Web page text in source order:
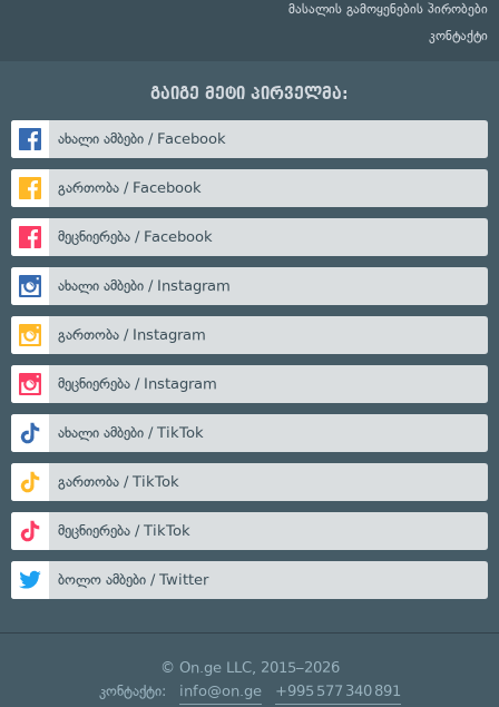
მასალის გამოყენების პირობები
კონტაქტი
გაიგე მეტი პირველმა:
ახალი ამბები / Facebook
გართობა / Facebook
მეცნიერება / Facebook
ახალი ამბები / Instagram
გართობა / Instagram
მეცნიერება / Instagram
ახალი ამბები / TikTok
გართობა / TikTok
მეცნიერება / TikTok
ბოლო ამბები / Twitter
© On.ge LLC, 2015–2026
კონტაქტი: info@on.ge +995 577 340 891